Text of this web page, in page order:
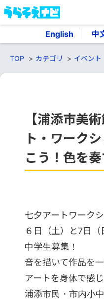
English 中
TOP カテゴリ イベント
【浦添市美
ト・ワーク
こう！色を奏
七夕アートワーク
６日（土）と7日
中学生募集！
音を描いて作品を
アートを身体で感
浦添市民・市内小